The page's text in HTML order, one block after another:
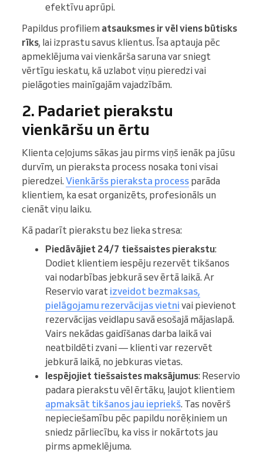
efektīvu aprūpi.
Papildus profiliem atsauksmes ir vēl viens būtisks
rīks, lai izprastu savus klientus. Īsa aptauja pēc
apmeklējuma vai vienkārša saruna var sniegt
vērtīgu ieskatu, kā uzlabot viņu pieredzi vai
pielāgoties mainīgajām vajadzībām.
2. Padariet pierakstu
vienkāršu un ērtu
Klienta ceļojums sākas jau pirms viņš ienāk pa jūsu
durvīm, un pieraksta process nosaka toni visai
pieredzei. Vienkāršs pieraksta process parāda
klientiem, ka esat organizēts, profesionāls un
cienāt viņu laiku.
Kā padarīt pierakstu bez lieka stresa:
Piedāvājiet 24/7 tiešsaistes pierakstu:
Dodiet klientiem iespēju rezervēt tikšanos
vai nodarbības jebkurā sev ērtā laikā. Ar
Reservio varat izveidot bezmaksas,
pielāgojamu rezervācijas vietni vai pievienot
rezervācijas veidlapu savā esošajā mājaslapā.
Vairs nekādas gaidīšanas darba laikā vai
neatbildēti zvani — klienti var rezervēt
jebkurā laikā, no jebkuras vietas.
Iespējojiet tiešsaistes maksājumus: Reservio
padara pierakstu vēl ērtāku, ļaujot klientiem
apmaksāt tikšanos jau iepriekš. Tas novērš
nepieciešamību pēc papildu norēķiniem un
sniedz pārliecību, ka viss ir nokārtots jau
pirms apmeklējuma.